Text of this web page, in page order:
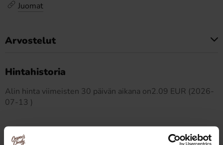
Juomat
Arvostelut
Hintahistoria
Alin hinta viimeisten 30 päivän aikana on2.09 EUR (2026-
07-13 )